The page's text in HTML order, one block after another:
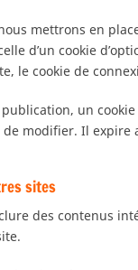
mettrons en
d’un cookie
le cookie de
un
modifier. Il expire
sites
des contenus